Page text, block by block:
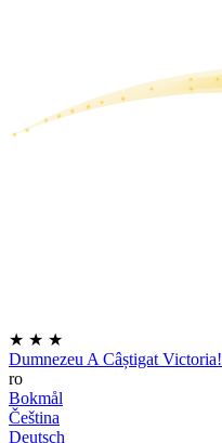
★ ★ ★
Dumnezeu A Câștigat Victoria!
ro
Bokmål
Čeština
Deutsch